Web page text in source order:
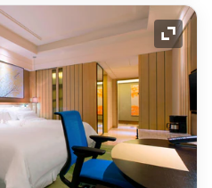
展开